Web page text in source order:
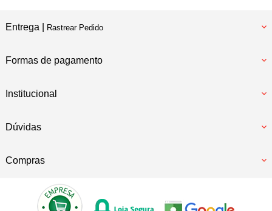
Entrega | Rastrear Pedido
Formas de pagamento
Institucional
Dúvidas
Compras